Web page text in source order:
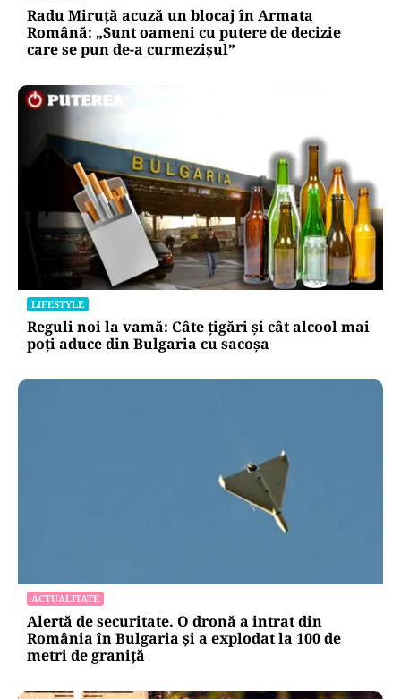
Radu Miruță acuză un blocaj în Armata
Română: „Sunt oameni cu putere de decizie
care se pun de-a curmezișul”
LIFESTYLE
Reguli noi la vamă: Câte țigări și cât alcool mai
poți aduce din Bulgaria cu sacoșa
ACTUALITATE
Alertă de securitate. O dronă a intrat din
România în Bulgaria şi a explodat la 100 de
metri de graniţă